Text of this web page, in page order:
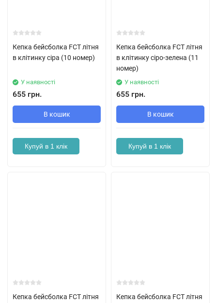
Кепка бейсболка FCT літня
в клітинку сіра (10 номер)
У наявності
655 грн.
В кошик
Купуй в 1 клік
Кепка бейсболка FCT літня
в клітинку сіро-зелена (11
номер)
У наявності
655 грн.
В кошик
Купуй в 1 клік
Кепка бейсболка FCT літня
Кепка бейсболка FCT літня